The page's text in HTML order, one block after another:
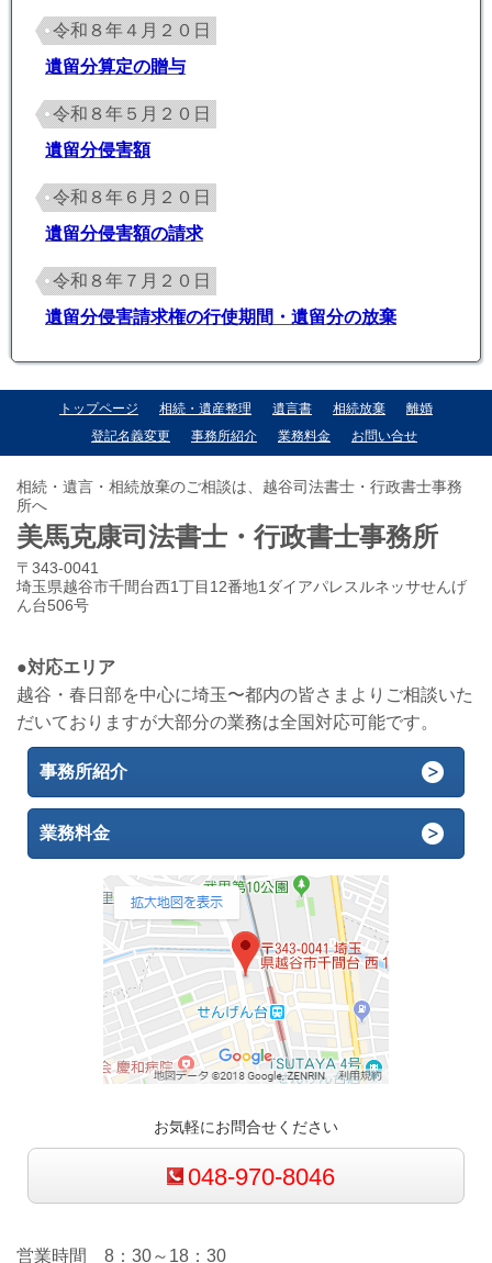
令和８年４月２０日
遺留分算定の贈与
令和８年５月２０日
遺留分侵害額
令和８年６月２０日
遺留分侵害額の請求
令和８年７月２０日
遺留分侵害請求権の行使期間・遺留分の放棄
トップページ 相続・遺産整理 遺言書 相続放棄
離婚
登記名義変更
事務所紹介 業務料金 お問い合せ
相続・遺言・相続放棄のご相談は、越谷司法書士・行政書士事務
所へ
美馬克康司法書士・行政書士事務所
〒343-0041
埼玉県越谷市千間台西1丁目12番地1ダイアパレスルネッサせんげ
ん台506号
●対応エリア
越谷・春日部を中心に埼玉〜都内の皆さまよりご相談いた
だいておりますが大部分の業務は全国対応可能です。
事務所紹介
業務料金
お気軽にお問合せください
048-970-8046
営業時間 8：30～18：30